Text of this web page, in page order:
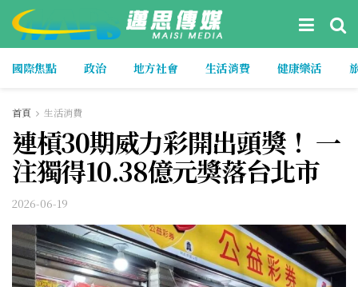
國際焦點 政治 地方社會 生活消費 健康樂活
首頁 生活消費
連槓30期威力彩開出頭獎！ 一
注獨得10.38億元獎落台北市
2026-06-19